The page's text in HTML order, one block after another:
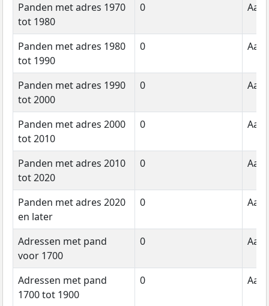
Panden met adres 1970
tot 1980
0
Panden met adres 1980
tot 1990
0
Panden met adres 1990
tot 2000
0
Panden met adres 2000
tot 2010
0
Panden met adres 2010
tot 2020
0
Panden met adres 2020
en later
0
Adressen met pand
voor 1700
0
Adressen met pand
1700 tot 1900
0